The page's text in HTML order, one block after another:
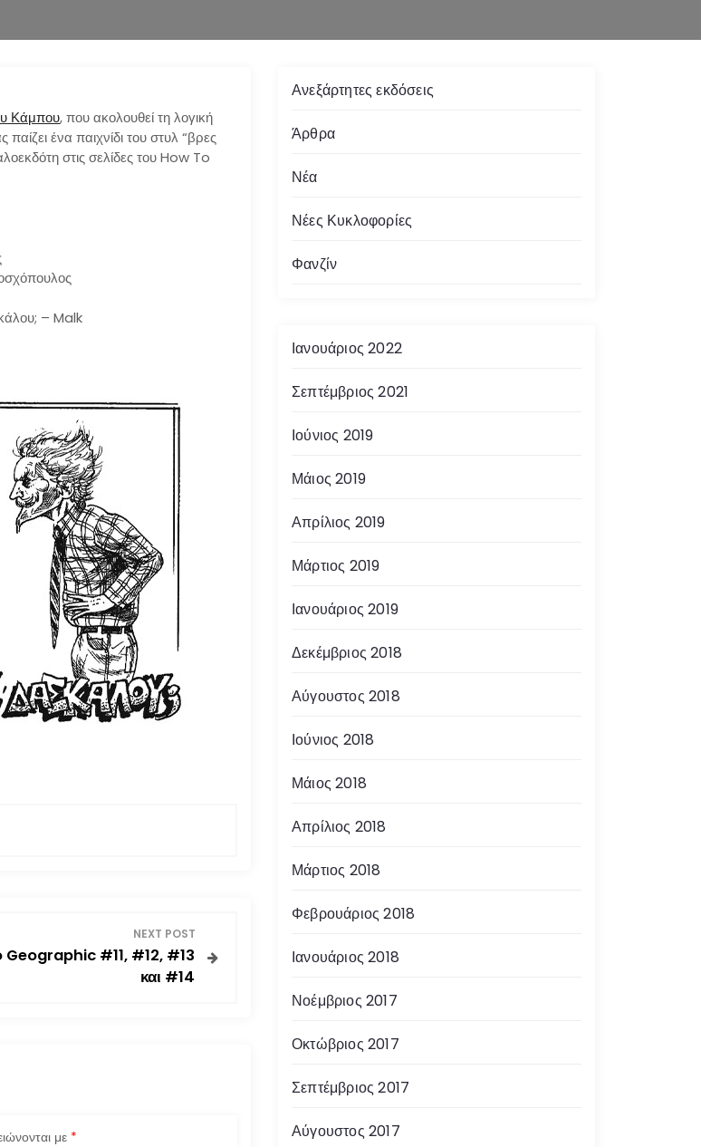
Κάμπου, που ακολουθεί τη λογική
ένα παιχνίδι του στυλ “βρες
στις σελίδες του How To
– Malk
NEXT POST
Geographic #11, #12, #13
και #14
με *
Ανεξάρτητες εκδόσεις
Άρθρα
Νέα
Νέες Κυκλοφορίες
Φανζίν
Ιανουάριος 2022
Σεπτέμβριος 2021
Ιούνιος 2019
Μάιος 2019
Απρίλιος 2019
Μάρτιος 2019
Ιανουάριος 2019
Δεκέμβριος 2018
Αύγουστος 2018
Ιούνιος 2018
Μάιος 2018
Απρίλιος 2018
Μάρτιος 2018
Φεβρουάριος 2018
Ιανουάριος 2018
Νοέμβριος 2017
Οκτώβριος 2017
Σεπτέμβριος 2017
Αύγουστος 2017